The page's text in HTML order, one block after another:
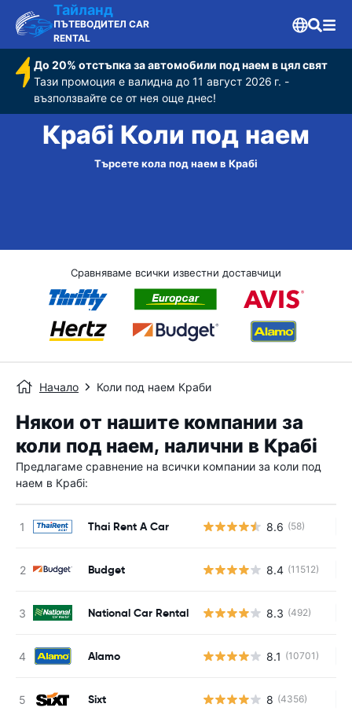
Тайланд
ПЪТЕВОДИТЕЛ CAR
RENTAL
До 20% отстъпка за автомобили под наем в цял свят
Тази промоция е валидна до 11 август 2026 г. -
възползвайте се от нея още днес!
Крабі Коли под наем
Търсете кола под наем в Крабі
Сравняваме всички известни доставчици
Начало Коли под наем Краби
Някои от нашите компании за
коли под наем, налични в Крабі
Предлагаме сравнение на всички компании за коли под
наем в Крабі:
Thai Rent A Car 8.6 (58)
Budget 8.4 (11512)
National Car Rental 8.3 (492)
Alamo 8.1 (10701)
Sixt 8 (4356)